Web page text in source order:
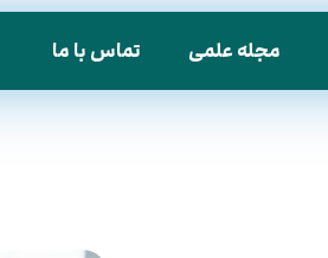
مجله علمی تماس با ما